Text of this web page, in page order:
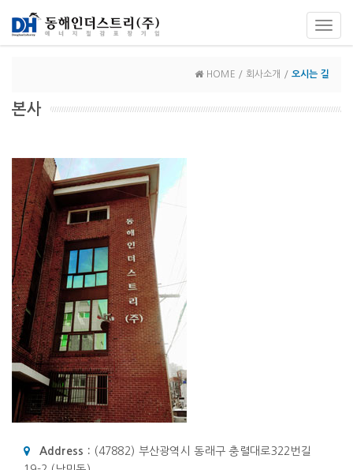
HOME / 회사소개 / 오시는 길
본사
Address : (47882) 부산광역시 동래구 충렬대로322번길